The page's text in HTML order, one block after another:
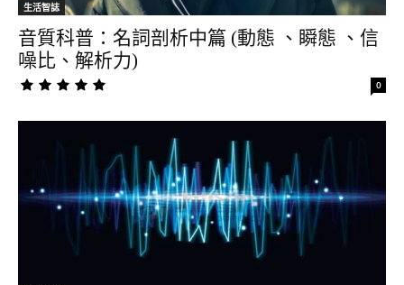
生活智誌
音質科普：名詞剖析中篇 (動態 、瞬態 、信
噪比、解析力)
0